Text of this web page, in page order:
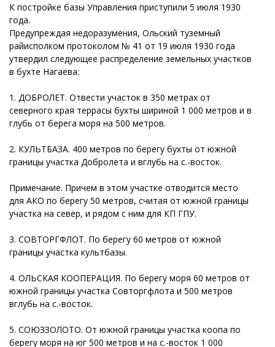
К постройке базы Управления приступили 5 июля 1930
года.
Предупреждая недоразумения, Ольский туземный
райисполком протоколом № 41 от 19 июля 1930 года
утвердил следующее распределение земельных участков
в бухте Нагаева:
1. ДОБРОЛЕТ. Отвести участок в 350 метрах от
северного края террасы бухты шириной 1 000 метров и в
глубь от берега моря на 500 метров.
2. КУЛЬТБАЗА. 400 метров по берегу бухты от южной
границы участка Добролета и вглубь на с.-восток.
Примечание. Причем в этом участке отводится место
для АКО по берегу 50 метров, считая от южной границы
участка на север, и рядом с ним для КП ГПУ.
3. СОВТОРГФЛОТ. По берегу 60 метров от южной
границы участка культбазы.
4. ОЛЬСКАЯ КООПЕРАЦИЯ. По берегу моря 60 метров от
южной границы участка Совторгфлота и 500 метров
вглубь на с.-восток.
5. СОЮЗЗОЛОТО. От южной границы участка коопа по
берегу моря на юг 500 метров и на с.-восток 1 000